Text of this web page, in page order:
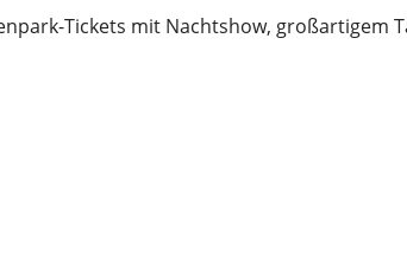
Tickets mit Nachtshow, großartigem